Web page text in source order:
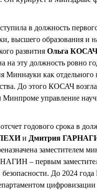
в должность
высшего образования и
развития Ольга
на эту должность ровно
Миннауки как отдельного
До этого КОСАЧ
Минпроме управление
годового срока в
и Дмитрия
заместителем
– первым
безопасности. До 2024